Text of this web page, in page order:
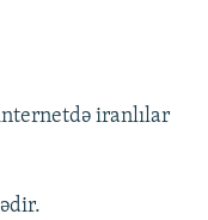
iranlılar